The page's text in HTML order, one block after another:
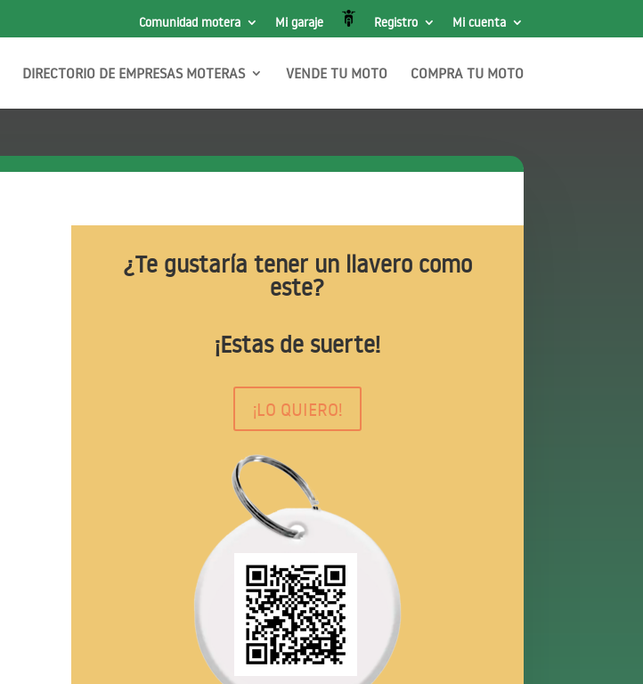
Comunidad motera Mi garaje Registro Mi cuenta
DIRECTORIO DE EMPRESAS MOTERAS VENDE TU MOTO COMPRA TU MOTO
¿Te gustaría tener un llavero como
este?
¡Estas de suerte!
¡LO QUIERO!